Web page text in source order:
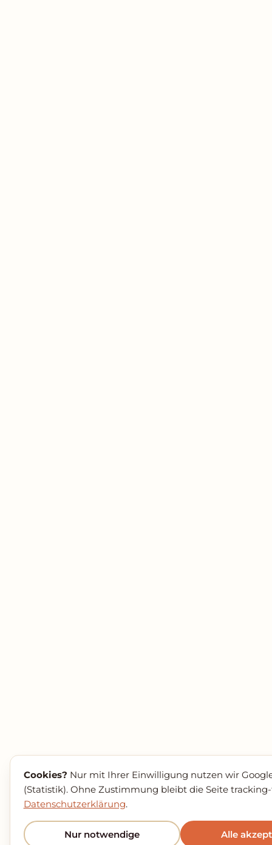
Cookies? Nur mit Ihrer Einwilligung nutzen wir
(Statistik). Ohne Zustimmung bleibt die Seite tracking-
Datenschutzerklärung.
Nur notwendige Alle